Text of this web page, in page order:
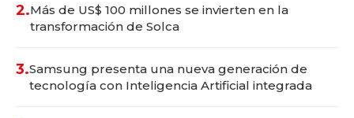
2.Más de US$ 100 millones se invierten en la
transformación de Solca
3.Samsung presenta una nueva generación de
tecnología con Inteligencia Artificial integrada